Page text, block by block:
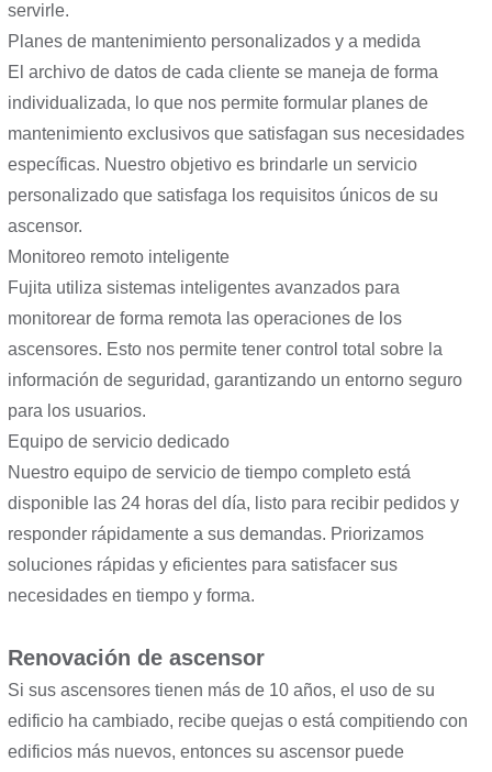
servirle.
Planes de mantenimiento personalizados y a medida
El archivo de datos de cada cliente se maneja de forma
individualizada, lo que nos permite formular planes de
mantenimiento exclusivos que satisfagan sus necesidades
específicas. Nuestro objetivo es brindarle un servicio
personalizado que satisfaga los requisitos únicos de su
ascensor.
Monitoreo remoto inteligente
Fujita utiliza sistemas inteligentes avanzados para
monitorear de forma remota las operaciones de los
ascensores. Esto nos permite tener control total sobre la
información de seguridad, garantizando un entorno seguro
para los usuarios.
Equipo de servicio dedicado
Nuestro equipo de servicio de tiempo completo está
disponible las 24 horas del día, listo para recibir pedidos y
responder rápidamente a sus demandas. Priorizamos
soluciones rápidas y eficientes para satisfacer sus
necesidades en tiempo y forma.
Renovación de ascensor
Si sus ascensores tienen más de 10 años, el uso de su
edificio ha cambiado, recibe quejas o está compitiendo con
edificios más nuevos, entonces su ascensor puede